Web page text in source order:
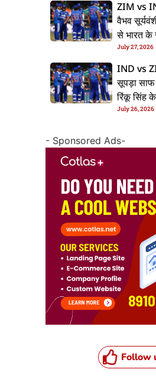
ZIM vs
वैभव
से भारत के
स्वीप,
हारल
July 27, 2026
IND vs
सूपड़ा साफ
रिंकू सिंह
के मिल
July 26, 2026
- Sponsored Ads-
Follow